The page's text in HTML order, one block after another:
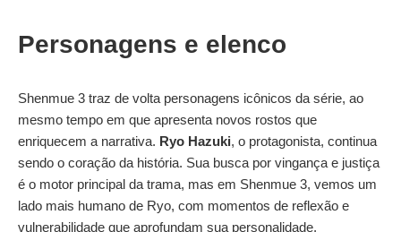
Personagens e elenco
Shenmue 3 traz de volta personagens icônicos da série, ao
mesmo tempo em que apresenta novos rostos que
enriquecem a narrativa. Ryo Hazuki, o protagonista, continua
sendo o coração da história. Sua busca por vingança e justiça
é o motor principal da trama, mas em Shenmue 3, vemos um
lado mais humano de Ryo, com momentos de reflexão e
vulnerabilidade que aprofundam sua personalidade.